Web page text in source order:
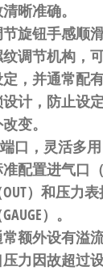
晰准确。
旋钮手感顺
调节机构，
，并通常配
计，防止设
变。
口，灵活多用
配置进气口
OUT）和压力
GAUGE） 。
额外设有溢
压力因故超过